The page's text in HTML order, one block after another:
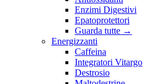
Enzimi Digestivi
Epatoprotettori
Guarda tutte →
Energizzanti
Caffeina
Integratori Vitargo
Destrosio